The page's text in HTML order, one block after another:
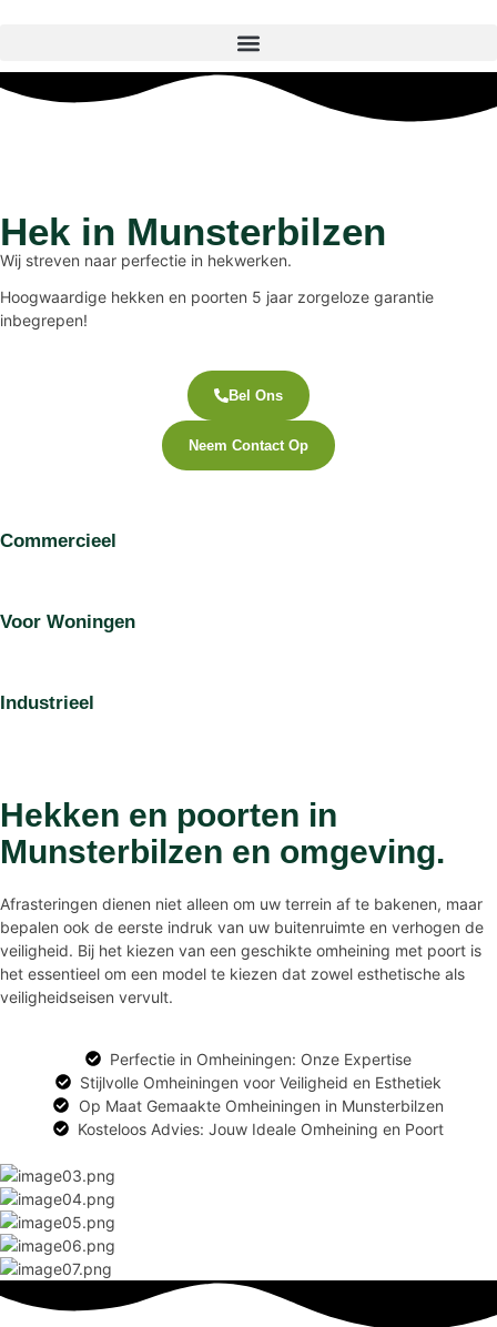
Hek in Munsterbilzen
Wij streven naar perfectie in hekwerken.
Hoogwaardige hekken en poorten 5 jaar zorgeloze garantie
inbegrepen!
Bel Ons
Neem Contact Op
Commercieel
Voor Woningen
Industrieel
Hekken en poorten in
Munsterbilzen en omgeving.
Afrasteringen dienen niet alleen om uw terrein af te bakenen, maar
bepalen ook de eerste indruk van uw buitenruimte en verhogen de
veiligheid. Bij het kiezen van een geschikte omheining met poort is
het essentieel om een model te kiezen dat zowel esthetische als
veiligheidseisen vervult.
Perfectie in Omheiningen: Onze Expertise
Stijlvolle Omheiningen voor Veiligheid en Esthetiek
Op Maat Gemaakte Omheiningen in Munsterbilzen
Kosteloos Advies: Jouw Ideale Omheining en Poort